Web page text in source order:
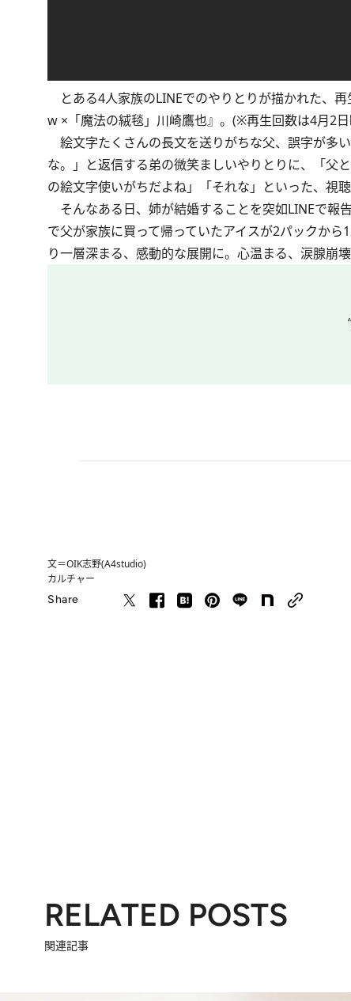
とある4人家族のLINEでのやりとりが描かれた、
w ×「魔法の絨毯」川崎鷹也』。(※再生回数は4月2
絵文字たくさんの長文を送りがちな父、誤字が多
な。」と返信する弟の微笑ましいやりとりに、「父
の絵文字使いがちだよね」「それな」といった、視
そんなある日、姉が結婚することを突如LINEで報
で父が家族に買って帰っていたアイスが2パックか
り一層深まる、感動的な展開に。心温まる、涙腺崩
文＝OIK志野(A4studio)
カルチャー
Share
RELATED POSTS
関連記事